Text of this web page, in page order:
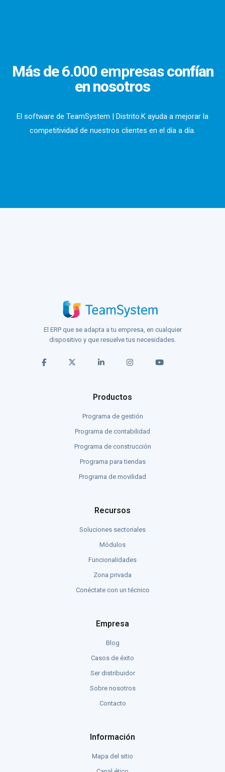
Más de6.000 empresasconfían
en nosotros
El software de TeamSystem | Distrito.K ayuda a mejorar la
competitividad de nuestros clientes en el día a día.
El ERP que se adapta a tu empresa, en cualquier
dispositivo y que resuelve tus necesidades.
Productos
Programa de gestión
Programa de contabilidad
Programa de construcción
Programa para tiendas
Programa de movilidad
Recursos
Soluciones sectoriales
Módulos
Funcionalidades
Zona privada
Conéctate con un técnico
Empresa
Blog
Casos de éxito
Ser distribuidor
Sobre nosotros
Contacto
Información
Mapa del sitio